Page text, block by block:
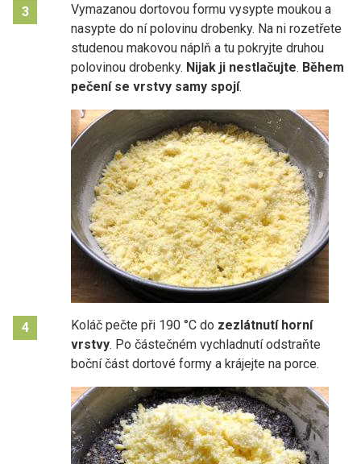
3
Vymazanou dortovou formu vysypte moukou a
nasypte do ní polovinu drobenky. Na ni rozetřete
studenou makovou náplň a tu pokryjte druhou
polovinou drobenky. Nijak ji nestlačujte. Během
pečení se vrstvy samy spojí.
4 Koláč pečte při 190 °C do zezlátnutí horní
vrstvy. Po částečném vychladnutí odstraňte
boční část dortové formy a krájejte na porce.